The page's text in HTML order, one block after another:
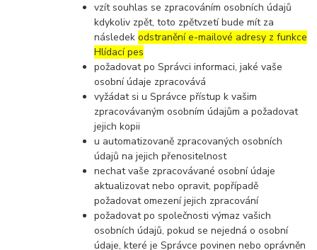
vzít souhlas se zpracováním osobních údajů
kdykoliv zpět, toto zpětvzetí bude mít za
následekodstranění e-mailové adresy z funkce
Hlídací pes
požadovat po Správci informaci, jaké vaše
osobní údaje zpracovává
vyžádat si u Správce přístup k vašim
zpracovávaným osobním údajům a požadovat
jejich kopii
u automatizovaně zpracovaných osobních
údajů na jejich přenositelnost
nechat vaše zpracovávané osobní údaje
aktualizovat nebo opravit, popřípadě
požadovat omezení jejich zpracování
požadovat po společnosti výmaz vašich
osobních údajů, pokud se nejedná o osobní
údaje, které je Správce povinen nebo oprávněn